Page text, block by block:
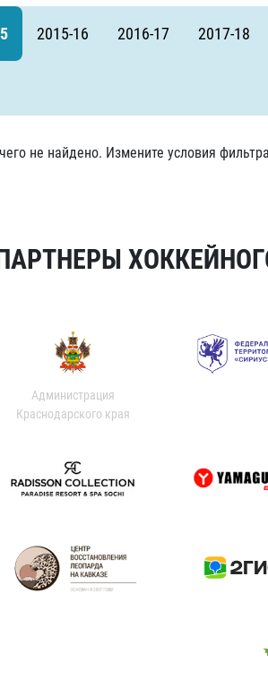
Драконы
Амур
Барыс
2015-16 2016-17 2017-18
не найдено. Измените условия
Администрация
Краснодарского края